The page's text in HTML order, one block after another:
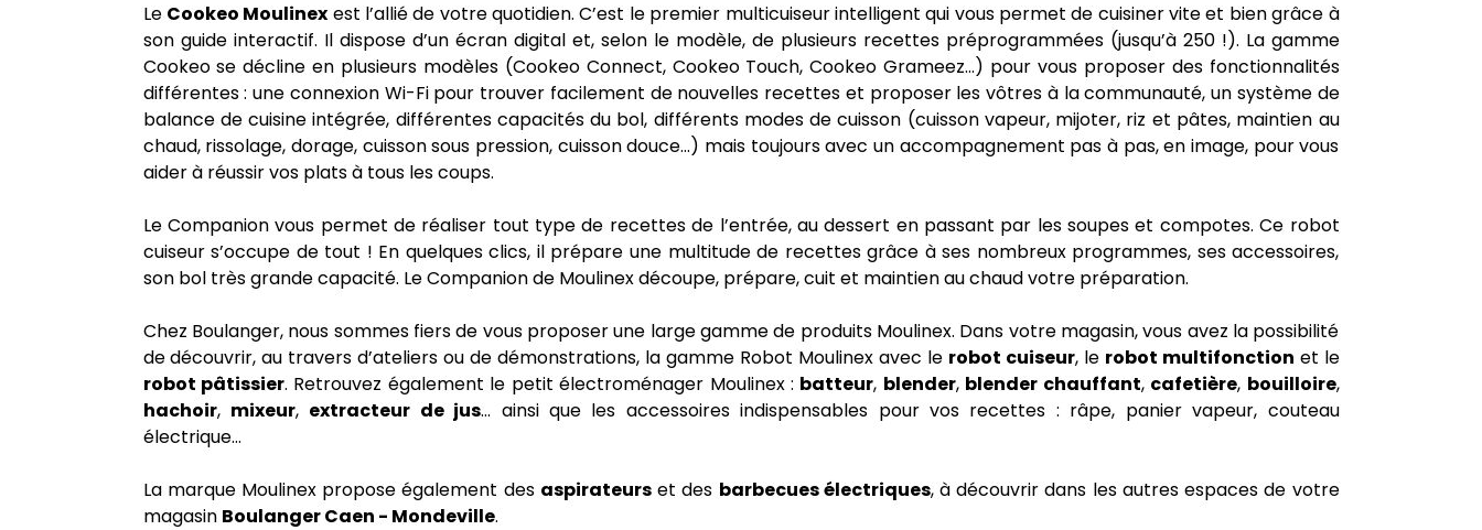
Le Cookeo Moulinex est l’allié de votre quotidien. C’est le premier multicuiseur intelligent qui vous permet de cuisiner vite et bien grâce à
son guide interactif. Il dispose d’un écran digital et, selon le modèle, de plusieurs recettes préprogrammées (jusqu’à 250 !). La gamme
Cookeo se décline en plusieurs modèles (Cookeo Connect, Cookeo Touch, Cookeo Grameez…) pour vous proposer des fonctionnalités
différentes : une connexion Wi-Fi pour trouver facilement de nouvelles recettes et proposer les vôtres à la communauté, un système de
balance de cuisine intégrée, différentes capacités du bol, différents modes de cuisson (cuisson vapeur, mijoter, riz et pâtes, maintien au
chaud, rissolage, dorage, cuisson sous pression, cuisson douce…) mais toujours avec un accompagnement pas à pas, en image, pour vous
aider à réussir vos plats à tous les coups.
Le Companion vous permet de réaliser tout type de recettes de l’entrée, au dessert en passant par les soupes et compotes. Ce robot
cuiseur s’occupe de tout ! En quelques clics, il prépare une multitude de recettes grâce à ses nombreux programmes, ses accessoires,
son bol très grande capacité. Le Companion de Moulinex découpe, prépare, cuit et maintien au chaud votre préparation.
Chez Boulanger, nous sommes fiers de vous proposer une large gamme de produits Moulinex. Dans votre magasin, vous avez la possibilité
de découvrir, au travers d’ateliers ou de démonstrations, la gamme Robot Moulinex avec le robot cuiseur, le robot multifonction et le
robot pâtissier. Retrouvez également le petit électroménager Moulinex : batteur, blender, blender chauffant, cafetière, bouilloire,
hachoir, mixeur, extracteur de jus… ainsi que les accessoires indispensables pour vos recettes : râpe, panier vapeur, couteau
électrique…
La marque Moulinex propose également des aspirateurset des barbecues électriques, à découvrir dans les autres espaces de votre
magasin Boulanger Caen - Mondeville.